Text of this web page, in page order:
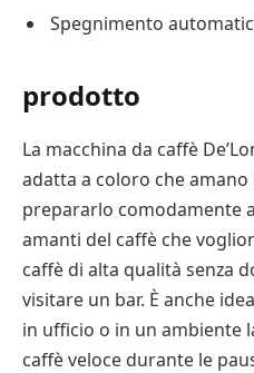
Spegnimento
prodotto
La macchina da caffè
adatta a coloro che
prepararlo comodamente
amanti del caffè che
caffè di alta qualità senza
visitare un bar. È anche
in ufficio o in un ambiente
caffè veloce durante le